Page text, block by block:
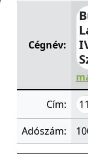
Budapest,
Cégnév:
Cím:
Adószám: